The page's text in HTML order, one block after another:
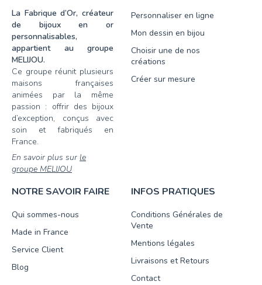
La Fabrique d’Or, créateur
de bijoux en or
personnalisables,
appartient au groupe
MELIJOU.
Ce groupe réunit plusieurs
maisons françaises
animées par la même
passion : offrir des bijoux
d’exception, conçus avec
soin et fabriqués en
France.
En savoir plus sur le
groupe MELIJOU
Personnaliser en ligne
Mon dessin en bijou
Choisir une de nos
créations
Créer sur mesure
NOTRE SAVOIR FAIRE
Qui sommes-nous
Made in France
Service Client
Blog
INFOS PRATIQUES
Conditions Générales de
Vente
Mentions légales
Livraisons et Retours
Contact